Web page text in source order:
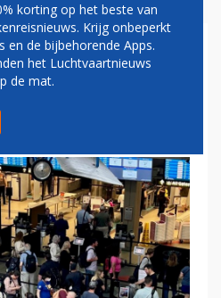
CONTROLE
UIT AFRIKA OM
korting op het beste van
Krijg onbeperkt
de bijbehorende Apps.
het Luchtvaartnieuws
de mat.